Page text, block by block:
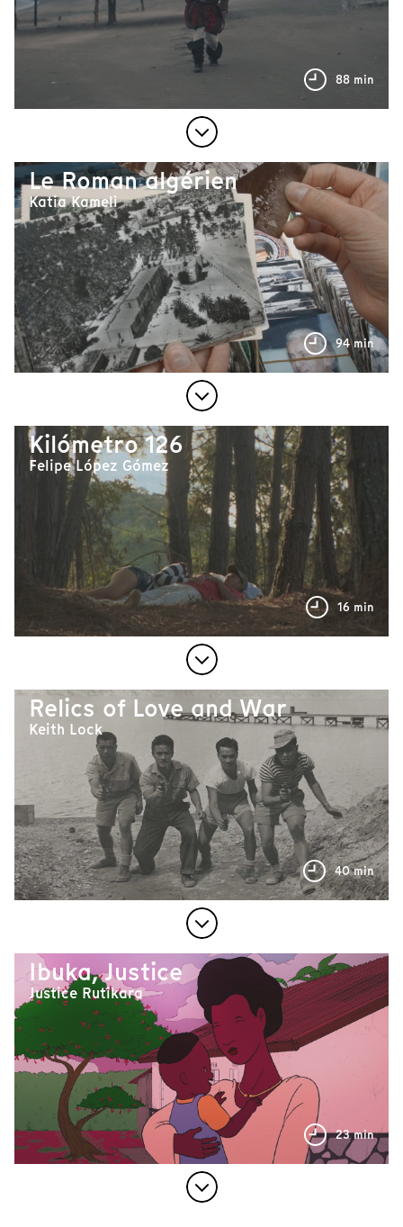
88 min
Le Roman algérien
Katia Kameli
94 min
Kilómetro 126
Felipe López Gómez
16 min
Relics of Love and War
Keith Lock
40 min
Ibuka, Justice
Justice Rutikara
23 min